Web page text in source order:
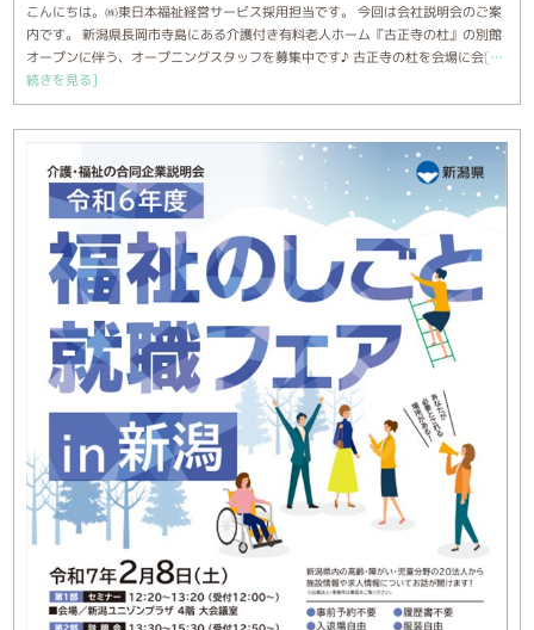
こんにちは。㈱東日本福祉経営サービス採用担当です。 今回は会社説明会のご案
内です。 新潟県長岡市寺島にある介護付き有料老人ホーム『古正寺の杜』の別館
オープンに伴う、オープニングスタッフを募集中です♪ 古正寺の杜を会場に会[…
続きを見る]